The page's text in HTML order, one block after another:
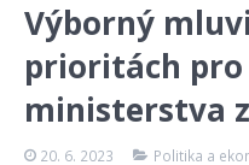
Výborný
prioritách
ministerstva
20. 6. 2023 Politika a